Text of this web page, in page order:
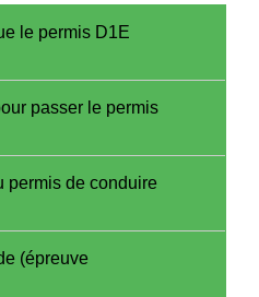
le permis D1E
passer le permis
permis de conduire
(épreuve